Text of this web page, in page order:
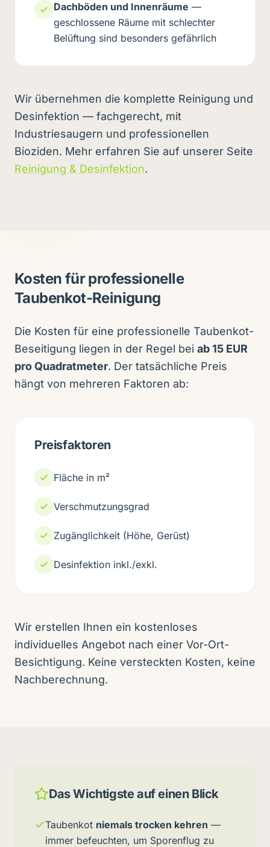
Dachböden und Innenräume —
geschlossene Räume mit schlechter
Belüftung sind besonders gefährlich
Wir übernehmen die komplette Reinigung und
Desinfektion — fachgerecht, mit
Industriesaugern und professionellen
Bioziden. Mehr erfahren Sie auf unserer Seite
Reinigung & Desinfektion.
Kosten für professionelle
Taubenkot-Reinigung
Die Kosten für eine professionelle Taubenkot-
Beseitigung liegen in der Regel bei ab 15 EUR
pro Quadratmeter. Der tatsächliche Preis
hängt von mehreren Faktoren ab:
Preisfaktoren
Fläche in m²
Verschmutzungsgrad
Zugänglichkeit (Höhe, Gerüst)
Desinfektion inkl./exkl.
Wir erstellen Ihnen ein kostenloses
individuelles Angebot nach einer Vor-Ort-
Besichtigung. Keine versteckten Kosten, keine
Nachberechnung.
Das Wichtigste auf einen Blick
Taubenkot niemals trocken kehren —
immer befeuchten, um Sporenflug zu